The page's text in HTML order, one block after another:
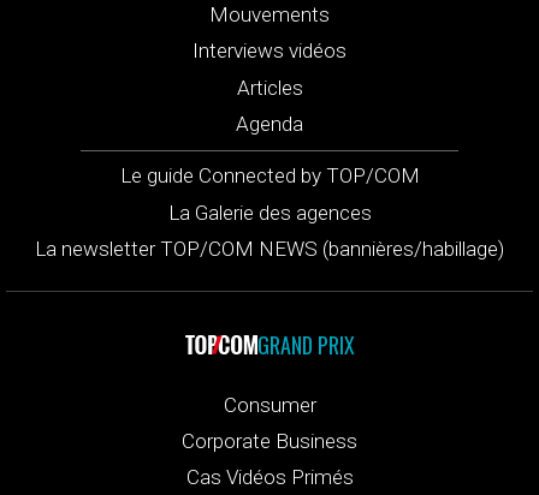
Mouvements
Interviews vidéos
Articles
Agenda
Le guide Connected by TOP/COM
La Galerie des agences
La newsletter TOP/COM NEWS (bannières/habillage)
GRAND PRIX
Consumer
Corporate Business
Cas Vidéos Primés